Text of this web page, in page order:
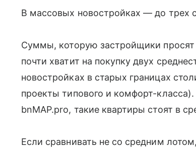
В массовых новостройках — до трех
Суммы, которую застройщики
почти хватит на покупку двух
новостройках в старых границах
проекты типового и комфорт-
bnMAP.pro, такие квартиры стоят в
Если сравнивать не со средним